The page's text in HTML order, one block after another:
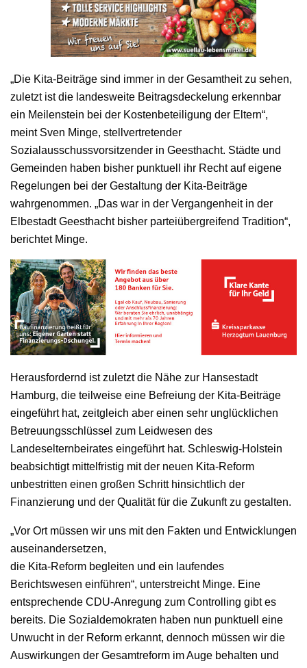
„Die Kita-Beiträge sind immer in der Gesamtheit zu sehen,
zuletzt ist die landesweite Beitragsdeckelung erkennbar
ein Meilenstein bei der Kostenbeteiligung der Eltern“,
meint Sven Minge, stellvertretender
Sozialausschussvorsitzender in Geesthacht. Städte und
Gemeinden haben bisher punktuell ihr Recht auf eigene
Regelungen bei der Gestaltung der Kita-Beiträge
wahrgenommen. „Das war in der Vergangenheit in der
Elbestadt Geesthacht bisher parteiübergreifend Tradition“,
berichtet Minge.
Herausfordernd ist zuletzt die Nähe zur Hansestadt
Hamburg, die teilweise eine Befreiung der Kita-Beiträge
eingeführt hat, zeitgleich aber einen sehr unglücklichen
Betreuungsschlüssel zum Leidwesen des
Landeselternbeirates eingeführt hat. Schleswig-Holstein
beabsichtigt mittelfristig mit der neuen Kita-Reform
unbestritten einen großen Schritt hinsichtlich der
Finanzierung und der Qualität für die Zukunft zu gestalten.
„Vor Ort müssen wir uns mit den Fakten und Entwicklungen
auseinandersetzen,
die Kita-Reform begleiten und ein laufendes
Berichtswesen einführen“, unterstreicht Minge. Eine
entsprechende CDU-Anregung zum Controlling gibt es
bereits. Die Sozialdemokraten haben nun punktuell eine
Unwucht in der Reform erkannt, dennoch müssen wir die
Auswirkungen der Gesamtreform im Auge behalten und